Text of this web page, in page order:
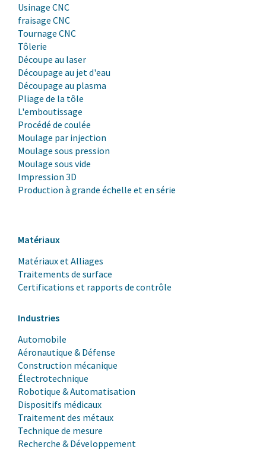
Usinage CNC
fraisage CNC
Tournage CNC
Tôlerie
Découpe au laser
Découpage au jet d'eau
Découpage au plasma
Pliage de la tôle
L'emboutissage
Procédé de coulée
Moulage par injection
Moulage sous pression
Moulage sous vide
Impression 3D
Production à grande échelle et en série
Matériaux
Matériaux et Alliages
Traitements de surface
Certifications et rapports de contrôle
Industries
Automobile
Aéronautique & Défense
Construction mécanique
Électrotechnique
Robotique & Automatisation
Dispositifs médicaux
Traitement des métaux
Technique de mesure
Recherche & Développement